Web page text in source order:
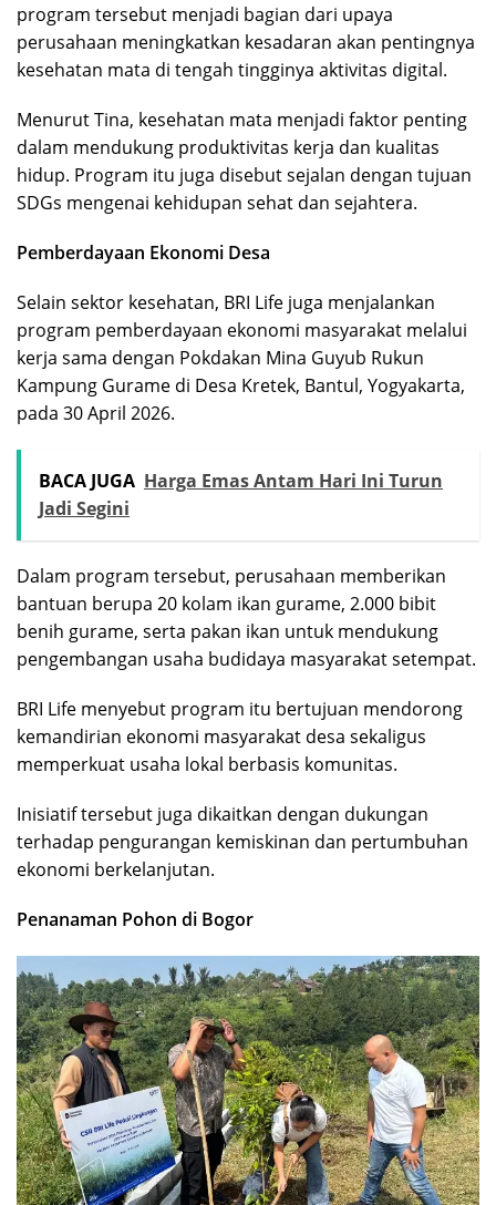
program tersebut menjadi bagian dari upaya
perusahaan meningkatkan kesadaran akan pentingnya
kesehatan mata di tengah tingginya aktivitas digital.
Menurut Tina, kesehatan mata menjadi faktor penting
dalam mendukung produktivitas kerja dan kualitas
hidup. Program itu juga disebut sejalan dengan tujuan
SDGs mengenai kehidupan sehat dan sejahtera.
Pemberdayaan Ekonomi Desa
Selain sektor kesehatan, BRI Life juga menjalankan
program pemberdayaan ekonomi masyarakat melalui
kerja sama dengan Pokdakan Mina Guyub Rukun
Kampung Gurame di Desa Kretek, Bantul, Yogyakarta,
pada 30 April 2026.
BACA JUGA Harga Emas Antam Hari Ini Turun
Jadi Segini
Dalam program tersebut, perusahaan memberikan
bantuan berupa 20 kolam ikan gurame, 2.000 bibit
benih gurame, serta pakan ikan untuk mendukung
pengembangan usaha budidaya masyarakat setempat.
BRI Life menyebut program itu bertujuan mendorong
kemandirian ekonomi masyarakat desa sekaligus
memperkuat usaha lokal berbasis komunitas.
Inisiatif tersebut juga dikaitkan dengan dukungan
terhadap pengurangan kemiskinan dan pertumbuhan
ekonomi berkelanjutan.
Penanaman Pohon di Bogor